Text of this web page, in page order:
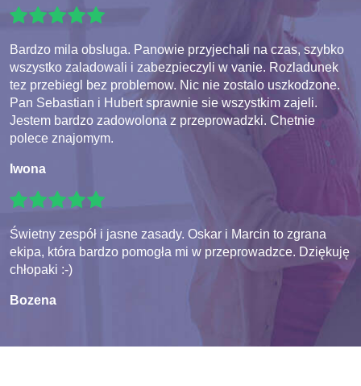
Bardzo mila obsluga. Panowie przyjechali na czas, szybko
wszystko zaladowali i zabezpieczyli w vanie. Rozladunek
tez przebiegl bez problemow. Nic nie zostalo uszkodzone.
Pan Sebastian i Hubert sprawnie sie wszystkim zajeli.
Jestem bardzo zadowolona z przeprowadzki. Chetnie
polece znajomym.
Iwona
Świetny zespół i jasne zasady. Oskar i Marcin to zgrana
ekipa, która bardzo pomogła mi w przeprowadzce. Dziękuję
chłopaki :-)
Bozena